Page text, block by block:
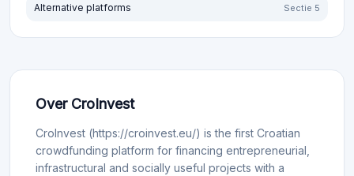
Alternative platforms Sectie 5
Over CroInvest
CroInvest (https://croinvest.eu/) is the first Croatian
crowdfunding platform for financing entrepreneurial,
infrastructural and socially useful projects with a